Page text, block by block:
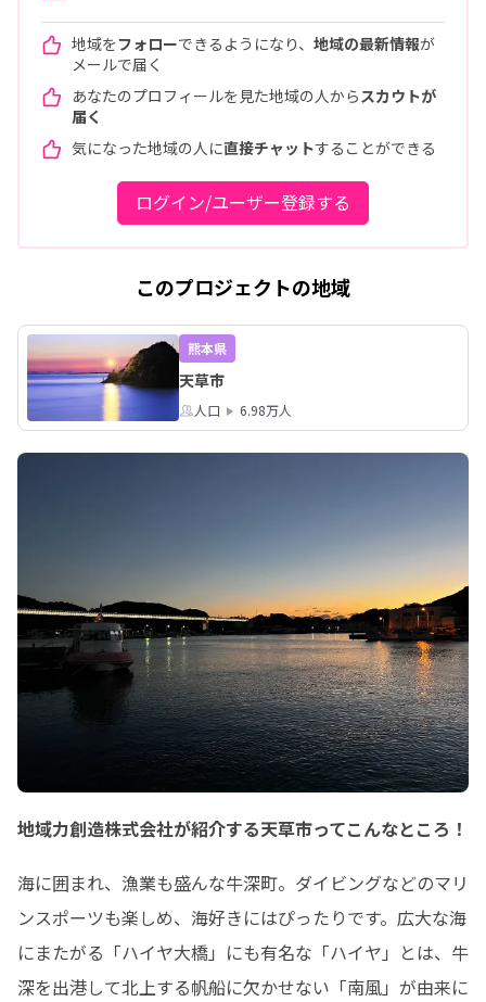
地域をフォローできるようになり、 地域の最新情報が
メールで届く
あなたのプロフィールを見た地域の人から スカウトが
届く
気になった地域の人に直接チャットすることができる
ログイン/ユーザー登録する
このプロジェクトの地域
熊本県
天草市
人口 6.98万人
地域力創造株式会社が紹介する天草市ってこんなところ！
海に囲まれ、漁業も盛んな牛深町。ダイビングなどのマリ
ンスポーツも楽しめ、海好きにはぴったりです。広大な海
にまたがる「ハイヤ大橋」にも有名な「ハイヤ」とは、牛
深を出港して北上する帆船に欠かせない「南風」が由来に